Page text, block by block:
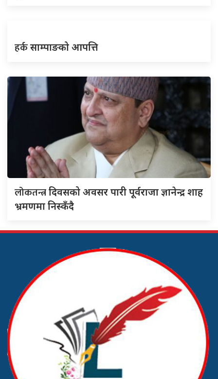
हर्कसाम्पाङको आपत्ति
लोकतन्त्रदिवसको अवसर पारी पूर्वराजा ज्ञानेन्द्र शाह
भ्रमणमा निस्कँदै